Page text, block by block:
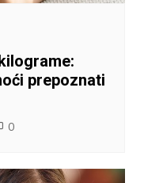
prepoznati
0